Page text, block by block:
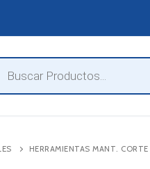
HERRAMIENTAS MANT. CORTE